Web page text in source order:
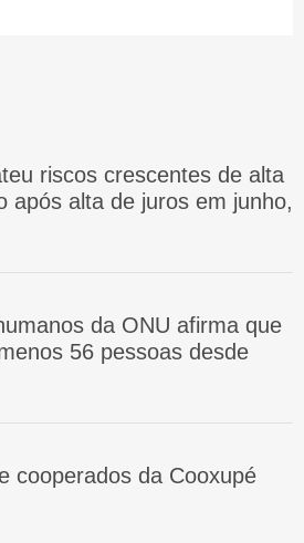
riscos crescentes de alta
após alta de juros em junho,
da ONU afirma que
56 pessoas desde
cooperados da Cooxupé